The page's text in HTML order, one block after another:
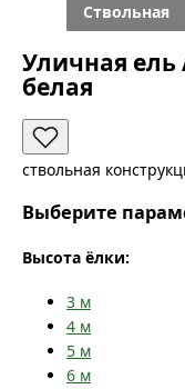
Ствольная
Уличная ель
белая
ствольная
Выберите
Высота ёлки:
3 м
4 м
5 м
6 м